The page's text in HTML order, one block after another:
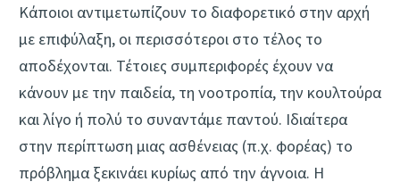
Κάποιοι αντιμετωπίζουν το διαφορετικό στην αρχή
με επιφύλαξη, οι περισσότεροι στο τέλος το
αποδέχονται. Τέτοιες συμπεριφορές έχουν να
κάνουν με την παιδεία, τη νοοτροπία, την κουλτούρα
και λίγο ή πολύ το συναντάμε παντού. Ιδιαίτερα
στην περίπτωση μιας ασθένειας (π.χ. φορέας) το
πρόβλημα ξεκινάει κυρίως από την άγνοια. Η